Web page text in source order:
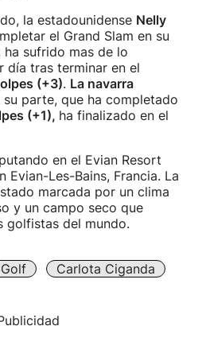
la estadounidense Nelly
el Grand Slam en su
ha sufrido mas de lo
día tras terminar en el
(+3). La navarra
su parte, que ha completado
(+1), ha finalizado en el
en el Evian Resort
Evian-Les-Bains, Francia. La
marcada por un clima
y un campo seco que
golfistas del mundo.
Golf Carlota Ciganda